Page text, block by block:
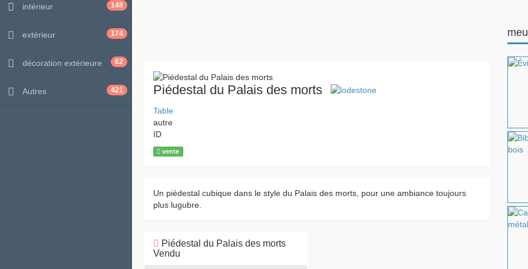
Piédestal du Palais des morts
Table
autre
ID
vente
Un piédestal cubique dans le style du Palais des morts, pour une ambiance toujours
plus lugubre.
Piédestal du Palais des morts
Vendu
intérieur 148
extérieur 174
décoration extérieure 62
Autres 421